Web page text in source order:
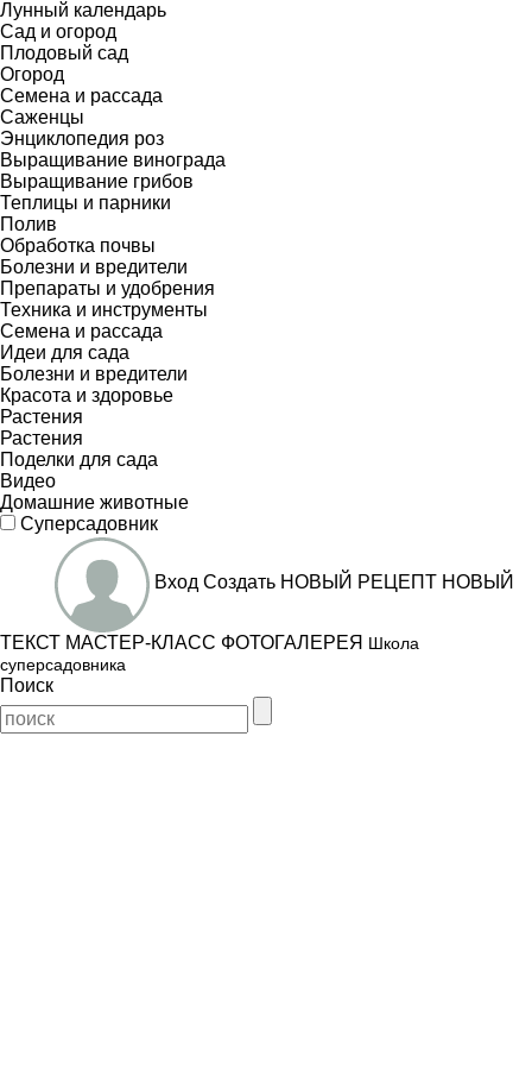
Лунный календарь
Сад и огород
Плодовый сад
Огород
Семена и рассада
Саженцы
Энциклопедия роз
Выращивание винограда
Выращивание грибов
Теплицы и парники
Полив
Обработка почвы
Болезни и вредители
Препараты и удобрения
Техника и инструменты
Семена и рассада
Идеи для сада
Болезни и вредители
Красота и здоровье
Растения
Растения
Поделки для сада
Видео
Домашние животные
Суперсадовник
Вход Создать НОВЫЙ РЕЦЕПТ НОВЫЙ
ТЕКСТ МАСТЕР-КЛАСС ФОТОГАЛЕРЕЯ Школа
суперсадовника
Поиск